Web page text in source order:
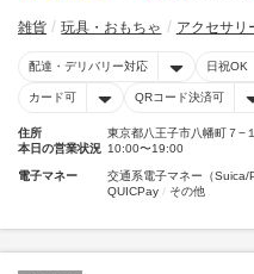
雑貨 玩具・おもちゃ アクセサリ
配達・デリバリー対応 日祝OK
カード可 QRコード決済可
住所
東京都八王子市八幡町７−
本日の営業状況 10:00〜19:00
電子マネー 交通系電子マネー（Suica/
QUICPay
その他